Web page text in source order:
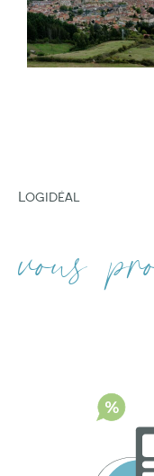
gestion locative
Nous mettons
Si vous
SUR-TURDINE.
Estimation
Estimation
Logidéal
vous